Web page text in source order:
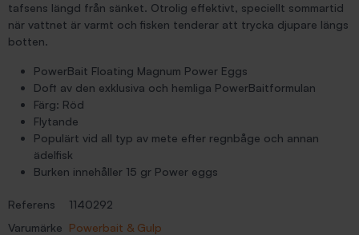
tafsens längd från sänket. Otrolig effektivt, speciellt sommartid
när vattnet är varmt och fisken tenderar att trycka djupare längs
botten.
PowerBait Floating Magnum Power Eggs
Doft av den exklusiva och hemliga PowerBaitformulan
Färg: Röd
Flytande
Populärt vid all typ av mete efter regnbåge och annan
ädelfisk
Burken innehåller 15 gr Power eggs
Referens
1140292
Varumärke Powerbait & Gulp